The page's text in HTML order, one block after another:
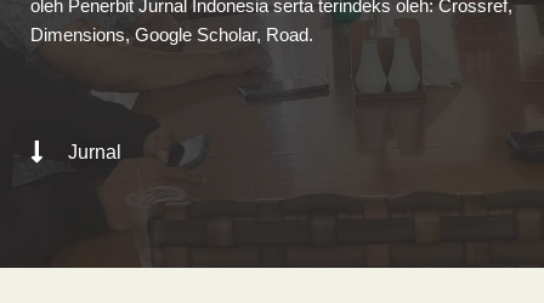
oleh Penerbit Jurnal Indonesia serta terindeks oleh: Crossref,
Dimensions, Google Scholar, Road.
Jurnal